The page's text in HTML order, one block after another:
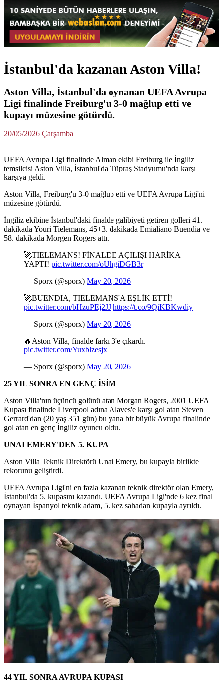
İstanbul'da kazanan Aston Villa!
Aston Villa, İstanbul'da oynanan UEFA Avrupa
Ligi finalinde Freiburg'u 3-0 mağlup etti ve
kupayı müzesine götürdü.
20/05/2026 Çarşamba
UEFA Avrupa Ligi finalinde Alman ekibi Freiburg ile İngiliz
temsilcisi Aston Villa, İstanbul'da Tüpraş Stadyumu'nda karşı
karşıya geldi.
Aston Villa, Freiburg'u 3-0 mağlup etti ve UEFA Avrupa Ligi'ni
müzesine götürdü.
İngiliz ekibine İstanbul'daki finalde galibiyeti getiren golleri 41.
dakikada Youri Tielemans, 45+3. dakikada Emialiano Buendia ve
58. dakikada Morgen Rogers attı.
🚀TIELEMANS! FİNALDE AÇILIŞI HARİKA
YAPTI! pic.twitter.com/oUhgiDGB3r
— Sporx (@sporx) May 20, 2026
🚀BUENDIA, TIELEMANS'A EŞLİK ETTİ!
pic.twitter.com/bHzuPEj2JJ https://t.co/9QiKBKwdiy
— Sporx (@sporx) May 20, 2026
🔥Aston Villa, finalde farkı 3'e çıkardı.
pic.twitter.com/Yuxblzesjx
— Sporx (@sporx) May 20, 2026
25 YIL SONRA EN GENÇ İSİM
Aston Villa'nın üçüncü golünü atan Morgan Rogers, 2001 UEFA
Kupası finalinde Liverpool adına Alaves'e karşı gol atan Steven
Gerrard'dan (20 yaş 351 gün) bu yana bir büyük Avrupa finalinde
gol atan en genç İngiliz oyuncu oldu.
UNAI EMERY'DEN 5. KUPA
Aston Villa Teknik Direktörü Unai Emery, bu kupayla birlikte
rekorunu geliştirdi.
UEFA Avrupa Ligi'ni en fazla kazanan teknik direktör olan Emery,
İstanbul'da 5. kupasını kazandı. UEFA Avrupa Ligi'nde 6 kez final
oynayan İspanyol teknik adam, 5. kez sahadan kupayla ayrıldı.
44 YIL SONRA AVRUPA KUPASI